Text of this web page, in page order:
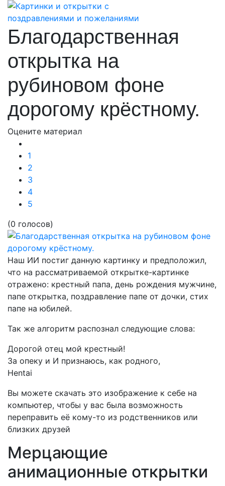
Благодарственная
открытка на
рубиновом фоне
дорогому крёстному.
Оцените материал
1
2
3
4
5
(0 голосов)
Наш ИИ постиг данную картинку и предположил,
что на рассматриваемой открытке-картинке
отражено: крестный папа, день рождения мужчине,
папе открытка, поздравление папе от дочки, стих
папе на юбилей.
Так же алгоритм распознал следующие слова:
Дорогой отец мой крестный!
За опеку и И признаюсь, как родного,
Hentai
Вы можете скачать это изображение к себе на
компьютер, чтобы у вас была возможность
переправить её кому-то из родственников или
близких друзей
Мерцающие
анимационные открытки